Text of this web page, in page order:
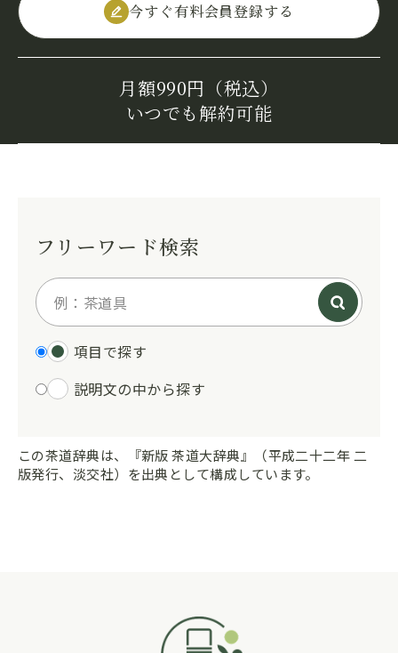
今すぐ有料会員登録する
月額990円（税込）
いつでも解約可能
フリーワード検索
項目で探す
説明文の中から探す
この茶道辞典は、『新版 茶道大辞典』（平成二十二年 二
版発行、淡交社）を出典として構成しています。